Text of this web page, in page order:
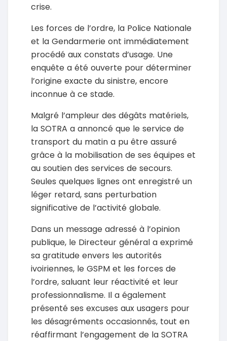
crise.
Les forces de l’ordre, la Police Nationale
et la Gendarmerie ont immédiatement
procédé aux constats d’usage. Une
enquête a été ouverte pour déterminer
l’origine exacte du sinistre, encore
inconnue à ce stade.
Malgré l’ampleur des dégâts matériels,
la SOTRA a annoncé que le service de
transport du matin a pu être assuré
grâce à la mobilisation de ses équipes et
au soutien des services de secours.
Seules quelques lignes ont enregistré un
léger retard, sans perturbation
significative de l’activité globale.
Dans un message adressé à l’opinion
publique, le Directeur général a exprimé
sa gratitude envers les autorités
ivoiriennes, le GSPM et les forces de
l’ordre, saluant leur réactivité et leur
professionnalisme. Il a également
présenté ses excuses aux usagers pour
les désagréments occasionnés, tout en
réaffirmant l’engagement de la SOTRA